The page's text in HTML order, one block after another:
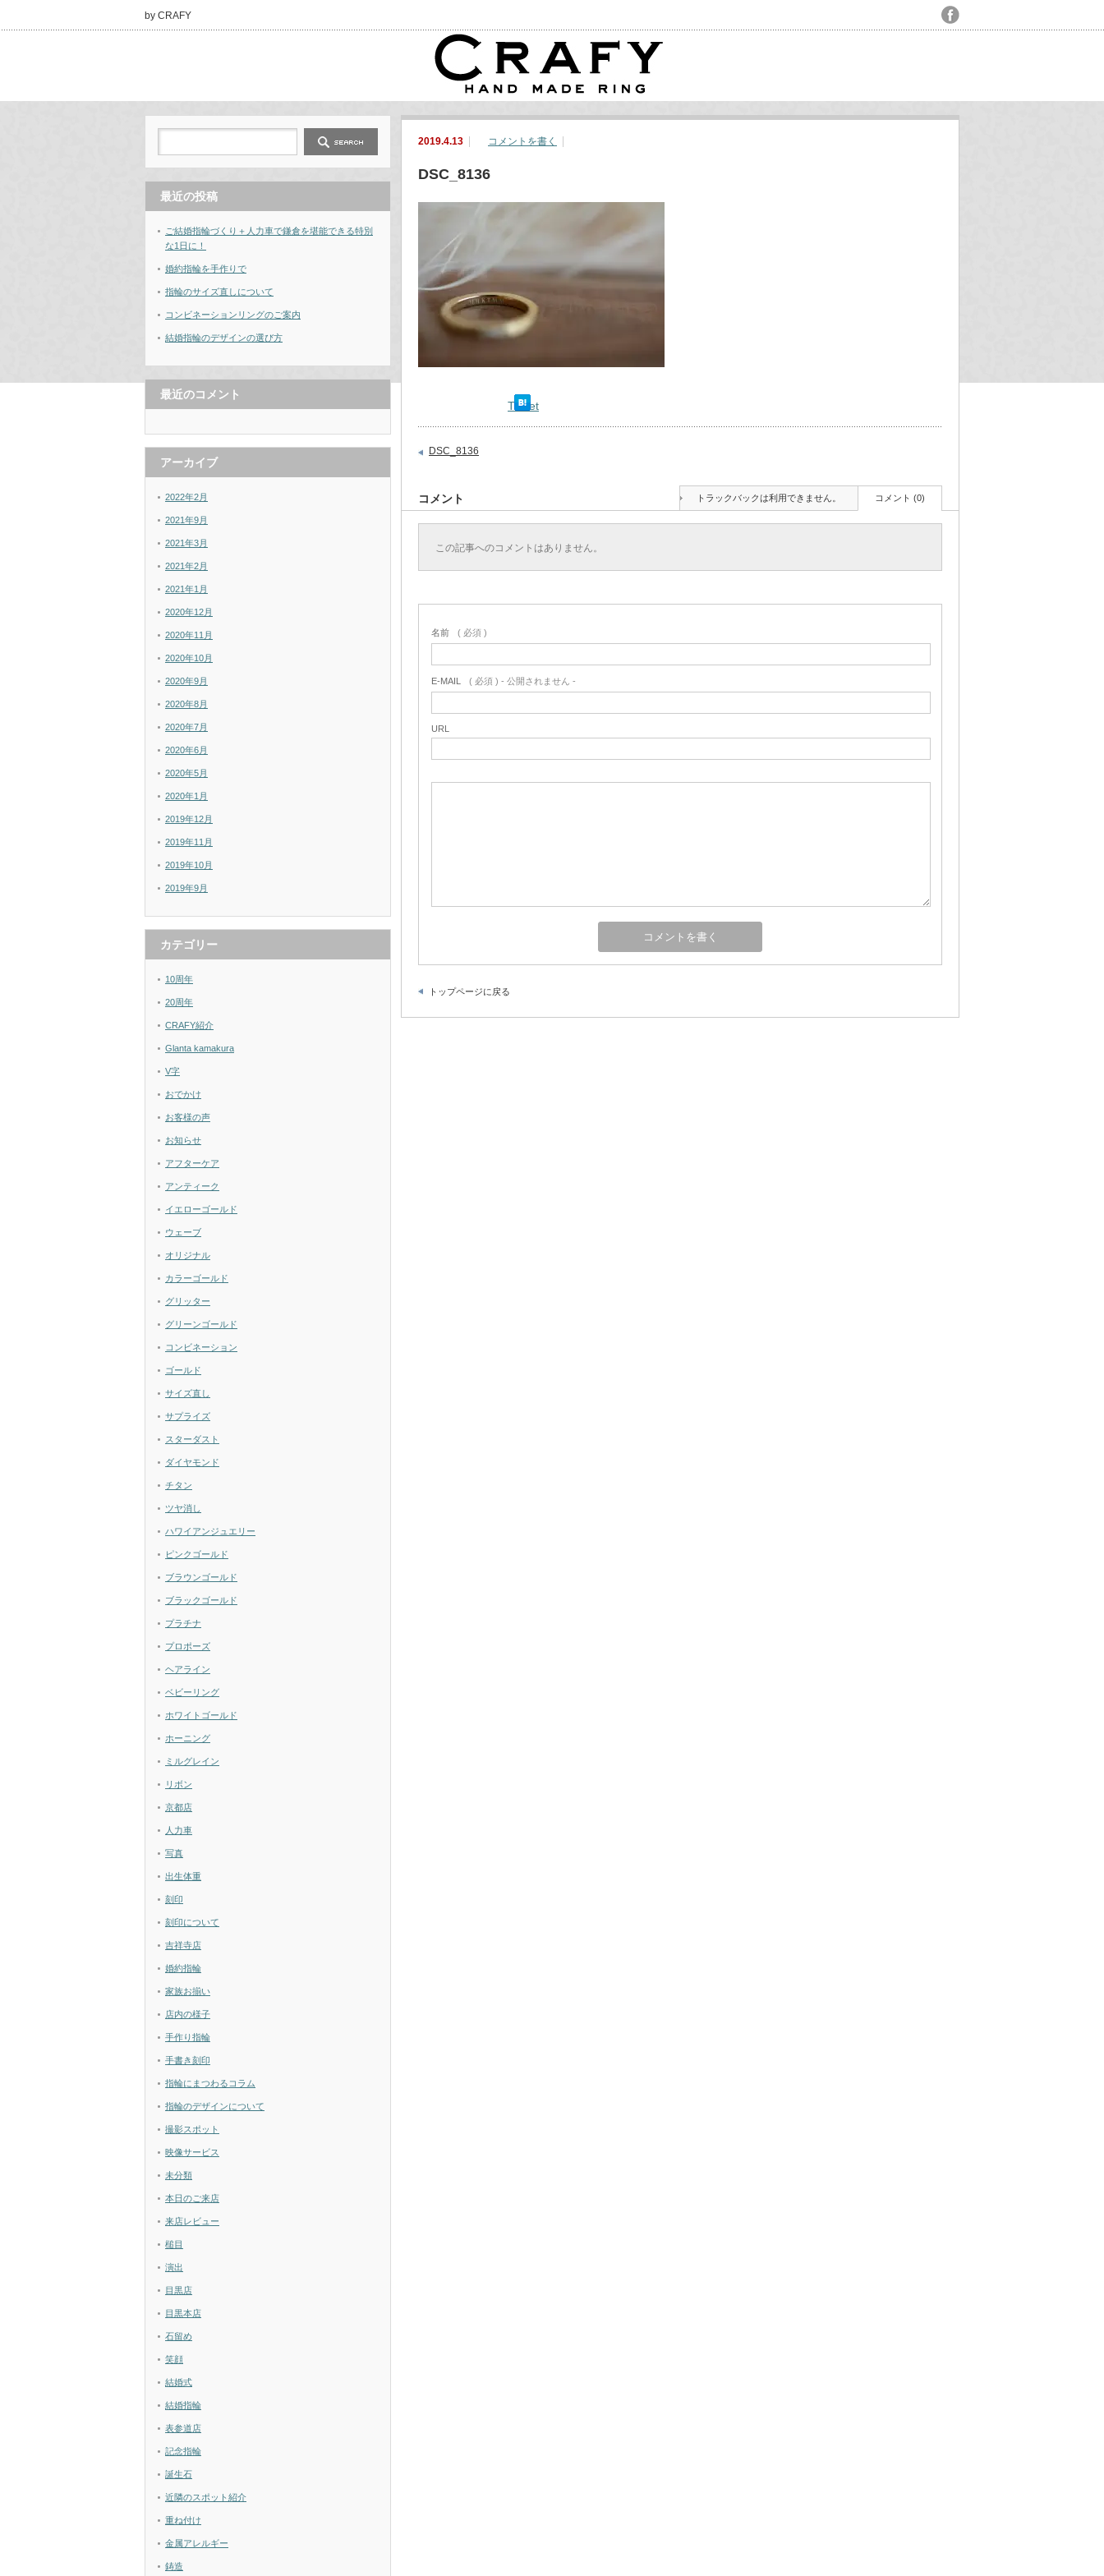
by CRAFY
2019.4.13 コメントを書く
DSC_8136
Tweet
DSC_8136
コメント トラックバックは利用できません。 コメント (0)
この記事へのコメントはありません。
名前 ( 必須 )
E-MAIL ( 必須 ) - 公開されません -
URL
トップページに戻る
最近の投稿
ご結婚指輪づくり＋人力車で鎌倉を堪能できる特別
な1日に！
婚約指輪を手作りで
指輪のサイズ直しについて
コンビネーションリングのご案内
結婚指輪のデザインの選び方
最近のコメント
アーカイブ
2022年2月
2021年9月
2021年3月
2021年2月
2021年1月
2020年12月
2020年11月
2020年10月
2020年9月
2020年8月
2020年7月
2020年6月
2020年5月
2020年1月
2019年12月
2019年11月
2019年10月
2019年9月
カテゴリー
10周年
20周年
CRAFY紹介
Glanta kamakura
V字
おでかけ
お客様の声
お知らせ
アフターケア
アンティーク
イエローゴールド
ウェーブ
オリジナル
カラーゴールド
グリッター
グリーンゴールド
コンビネーション
ゴールド
サイズ直し
サプライズ
スターダスト
ダイヤモンド
チタン
ツヤ消し
ハワイアンジュエリー
ピンクゴールド
ブラウンゴールド
ブラックゴールド
プラチナ
プロポーズ
ヘアライン
ベビーリング
ホワイトゴールド
ホーニング
ミルグレイン
リボン
京都店
人力車
写真
出生体重
刻印
刻印について
吉祥寺店
婚約指輪
家族お揃い
店内の様子
手作り指輪
手書き刻印
指輪にまつわるコラム
指輪のデザインについて
撮影スポット
映像サービス
未分類
本日のご来店
来店レビュー
槌目
演出
目黒店
目黒本店
石留め
笑顔
結婚式
結婚指輪
表参道店
記念指輪
誕生石
近隣のスポット紹介
重ね付け
金属アレルギー
鋳造